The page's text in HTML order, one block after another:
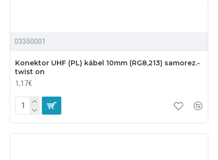
03350001
Konektor UHF (PL) kábel 10mm (RG8,213) samorez.-
twist on
1,17€